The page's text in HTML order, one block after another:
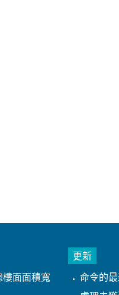
面面積寬
更新
命令的